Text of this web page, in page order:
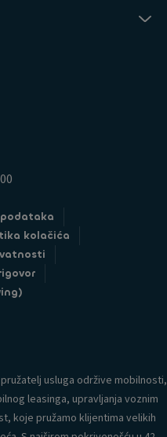
kolačića
usluga održive mobilnosti,
leasinga, upravljanja voznim
koje pružamo klijentima velikih